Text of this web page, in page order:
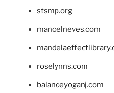
stsmp.org
manoelneves.com
roselynns.com
balanceyoganj.com